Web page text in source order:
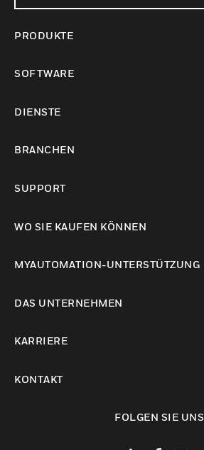
PRODUKTE
SOFTWARE
DIENSTE
BRANCHEN
SUPPORT
WO SIE KAUFEN KÖNNEN
MYAUTOMATION-UNTERSTÜTZUNG
DAS UNTERNEHMEN
KARRIERE
KONTAKT
FOLGEN SIE UNS